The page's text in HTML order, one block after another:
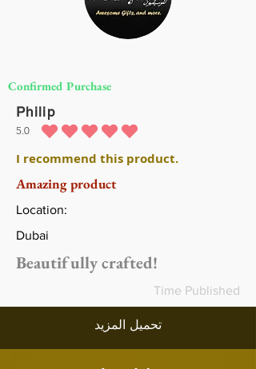
Confirmed Purchase
Philip
5.0 متوسط التقييم هو 5 من 5
I recommend this product.
Amazing product
Location:
Dubai
Beautifully crafted!
Time Published
تحميل المزيد